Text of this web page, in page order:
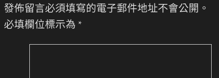
發佈留言必須填寫的電子郵件地址不會公開。
必填欄位標示為 *